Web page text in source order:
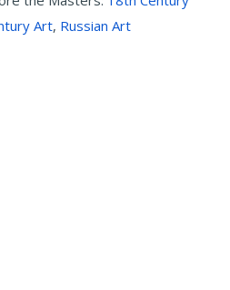
Art, Russian Art